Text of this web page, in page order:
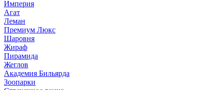
Империя
Агат
Леман
Премиум Люкс
Шаровня
Жираф
Пирамида
Жеглов
Академия Бильярда
Зоопарки